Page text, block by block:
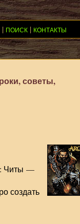
| ПОИСК| КОНТАКТЫ
советы,
Читы —
создать